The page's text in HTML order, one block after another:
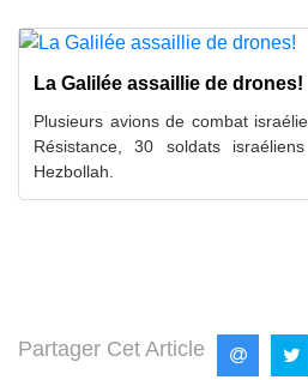
La Galilée assaillie de drones!
Plusieurs avions de combat
Résistance, 30 soldats
Hezbollah.
Partager Cet Article